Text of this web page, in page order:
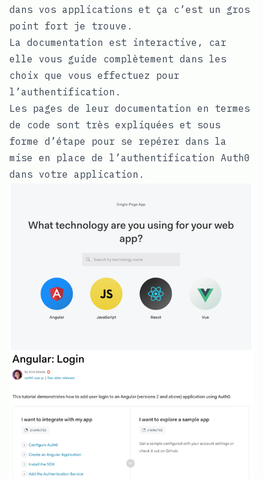
dans vos applications et ça c’est un gros
point fort je trouve.
La documentation est interactive, car
elle vous guide complètement dans les
choix que vous effectuez pour
l’authentification.
Les pages de leur documentation en termes
de code sont très expliquées et sous
forme d’étape pour se repérer dans la
mise en place de l’authentification Auth0
dans votre application.